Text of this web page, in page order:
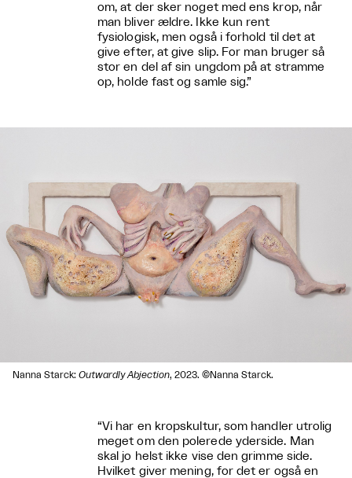
om, at der sker noget med ens krop, når
man bliver ældre. Ikke kun rent
fysiologisk, men også i forhold til det at
give efter, at give slip. For man bruger så
stor en del af sin ungdom på at stramme
op, holde fast og samle sig.”
Nanna Starck: Outwardly Abjection, 2023. ©Nanna Starck.
“Vi har en kropskultur, som handler utrolig
meget om den polerede yderside. Man
skal jo helst ikke vise den grimme side.
Hvilket giver mening, for det er også en